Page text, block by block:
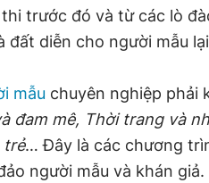
trước đó và từ các lò
đất diễn cho người mẫu
mẫu chuyên nghiệp phải
đam mê, Thời trang và
trẻ… Đây là các chương
người mẫu và khán